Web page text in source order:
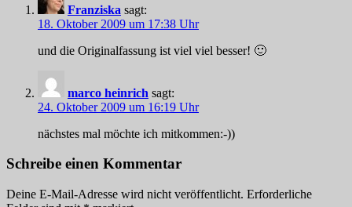
Franziska sagt:
18. Oktober 2009 um 17:38 Uhr
und die Originalfassung ist viel viel besser! 🙂
marco heinrich sagt:
24. Oktober 2009 um 16:19 Uhr
nächstes mal möchte ich mitkommen:-))
Schreibe einen Kommentar
Deine E-Mail-Adresse wird nicht veröffentlicht. Erforderliche